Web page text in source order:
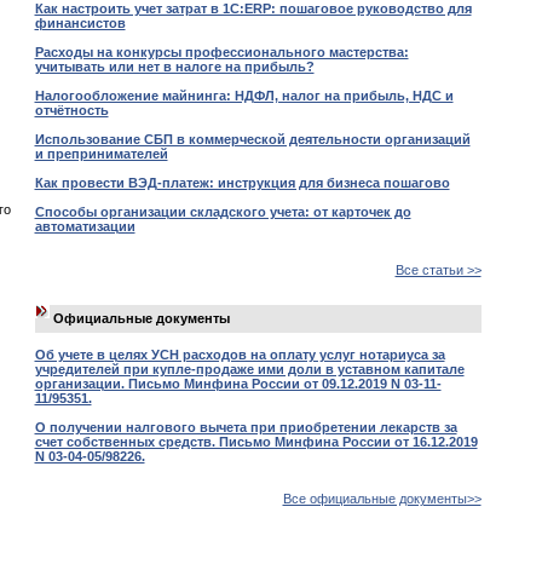
Как настроить учет затрат в 1С:ERP: пошаговое руководство для
финансистов
Расходы на конкурсы профессионального мастерства:
учитывать или нет в налоге на прибыль?
Налогообложение майнинга: НДФЛ, налог на прибыль, НДС и
отчётность
Использование СБП в коммерческой деятельности организаций
и препринимателей
Как провести ВЭД-платеж: инструкция для бизнеса пошагово
Способы организации складского учета: от карточек до
автоматизации
Все статьи >>
Официальные документы
Об учете в целях УСН расходов на оплату услуг нотариуса за
учредителей при купле-продаже ими доли в уставном капитале
организации. Письмо Минфина России от 09.12.2019 N 03-11-
11/95351.
О получении налгового вычета при приобретении лекарств за
счет собственных средств. Письмо Минфина России от 16.12.2019
N 03-04-05/98226.
Все официальные документы>>